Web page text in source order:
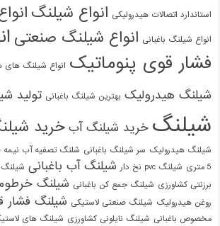
استاندارد اتصالات هیدرولیکی انواع شیلنگ
انواع شیلنگ باغبانی انواع شیلنگ صنعتی
فشار قوی پنوماتیک انواع شیلنگ های
شیلنگ هیدرولیک بهترین شیلنگ باغبانی تولید
شیلنگ خرید شیلنگ آب خرید
شیلنگ هیدرولیک سر شیلنگ باغبانی شلنگ تصفیه آب نیمه
5 متری
شیلنگ pvc نخ دار شیلنگ آب باغبانی شیلنگ
برزنتی کشاورزی شیلنگ جمع کن باغبانی شیلنگ
روغن هیدرولیک شیلنگ صنعتی لاستیکی شیلنگ فشار
مخصوص باغبانی شیلنگ نایلونی کشاورزی شیلنگ های